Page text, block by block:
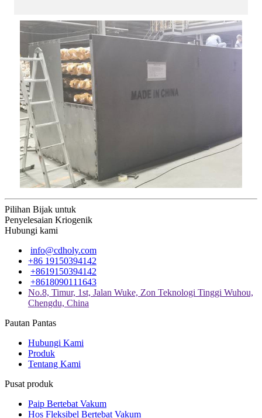
Pilihan Bijak untuk
Penyelesaian Kriogenik
Hubungi kami
info@cdholy.com
+86 19150394142
+8619150394142
+8618090111643
No.8, Timur, 1st, Jalan Wuke, Zon Teknologi Tinggi Wuhou,
Chengdu, China
Pautan Pantas
Hubungi Kami
Produk
Tentang Kami
Pusat produk
Paip Bertebat Vakum
Hos Fleksibel Bertebat Vakum